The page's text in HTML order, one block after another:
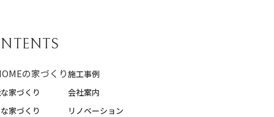
の家づくり
家づくり
家づくり
施工事例
会社案内
リノベーション